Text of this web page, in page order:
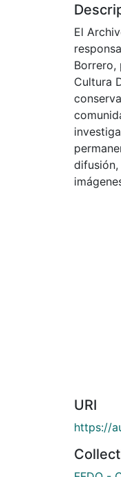
El
Borrero,
Cultura
URI
https://